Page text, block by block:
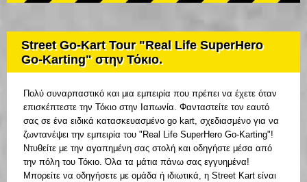
Street Go-Kart Tour "Real Life SuperHero
Go-Karting" στην Τόκιο.
Πολύ συναρπαστικό και μια εμπειρία που πρέπει να έχετε όταν
επισκέπτεστε την Τόκιο στην Ιαπωνία. Φανταστείτε τον εαυτό
σας σε ένα ειδικά κατασκευασμένο go kart, σχεδιασμένο για να
ζωντανέψει την εμπειρία του "Real Life SuperHero Go-Karting"!
Ντυθείτε με την αγαπημένη σας στολή και οδηγήστε μέσα από
την πόλη του Τόκιο. Όλα τα μάτια πάνω σας εγγυημένα!
Μπορείτε να οδηγήσετε με ομάδα ή ιδιωτικά, η Street Kart είναι